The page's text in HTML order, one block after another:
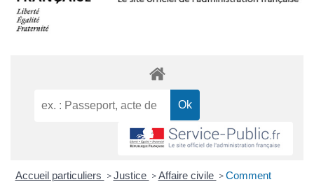
Accueil particuliers > Justice > Affaire civile > Comment